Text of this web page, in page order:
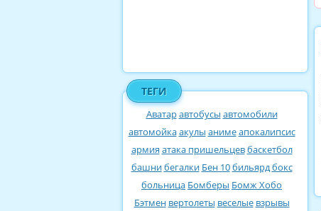
ТЕГИ
Аватаравтобусы автомобили
автомойкаакулы анимеапокалипсис
армия атака пришельцевбаскетбол
башнибегалки Бен 10бильярдбокс
больница Бомберы Бомж Хобо
Бэтмен вертолеты веселые взрывы